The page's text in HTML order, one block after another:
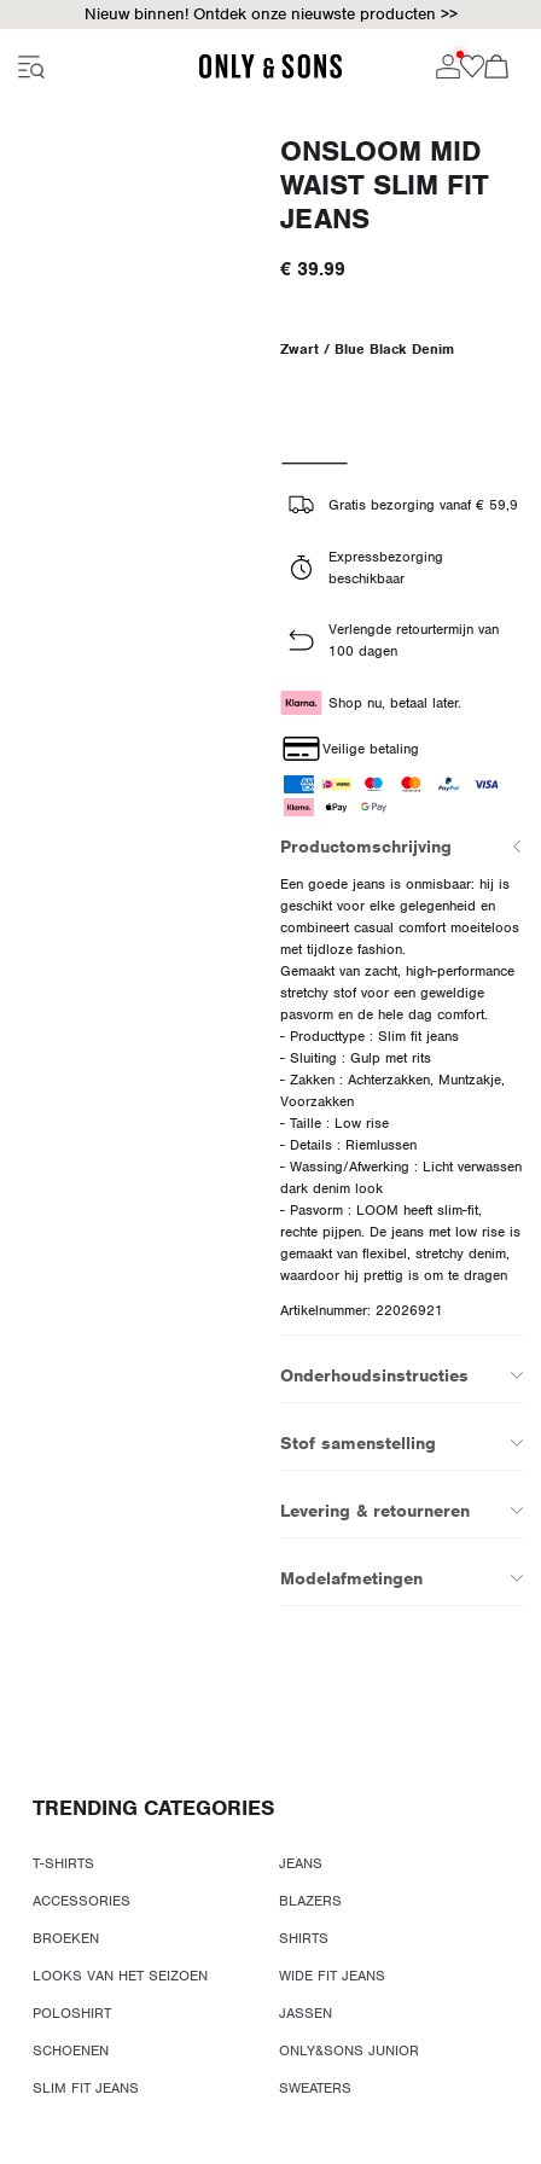
Nieuw binnen! Ontdek onze nieuwste producten >>
ONSLOOM MID
WAIST SLIM FIT
JEANS
€ 39.99
Zwart / Blue Black Denim
Gratis bezorging vanaf € 59,9
Expressbezorging
beschikbaar
Verlengde retourtermijn van
100 dagen
Shop nu, betaal later.
Veilige betaling
Productomschrijving
Een goede jeans is onmisbaar: hij is
geschikt voor elke gelegenheid en
combineert casual comfort moeiteloos
met tijdloze fashion.
Gemaakt van zacht, high-performance
stretchy stof voor een geweldige
pasvorm en de hele dag comfort.
- Producttype : Slim fit jeans
- Sluiting : Gulp met rits
- Zakken : Achterzakken, Muntzakje,
Voorzakken
- Taille : Low rise
- Details : Riemlussen
- Wassing/Afwerking : Licht verwassen
dark denim look
- Pasvorm : LOOM heeft slim-fit,
rechte pijpen. De jeans met low rise is
gemaakt van flexibel, stretchy denim,
waardoor hij prettig is om te dragen
Artikelnummer: 22026921
Onderhoudsinstructies
Stof samenstelling
Levering & retourneren
Modelafmetingen
TRENDING CATEGORIES
T-SHIRTS
JEANS
ACCESSORIES
BLAZERS
BROEKEN
SHIRTS
LOOKS VAN HET SEIZOEN
WIDE FIT JEANS
POLOSHIRT
JASSEN
SCHOENEN
ONLY&SONS JUNIOR
SLIM FIT JEANS
SWEATERS